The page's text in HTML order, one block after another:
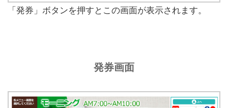
「発券」ボタンを押すとこの画面が表示されます。
発券画面